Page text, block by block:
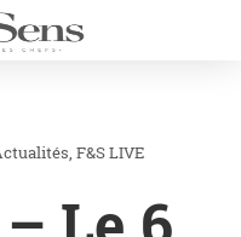
F&S LIVE